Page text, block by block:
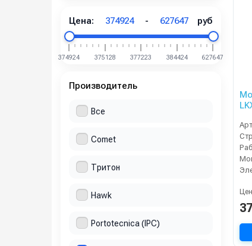
Цена: 374924 - 627647 руб
374924 375128 377223 384424 627647
Производитель
Все
Comet
Тритон
Hawk
Portotecnica (IPC)